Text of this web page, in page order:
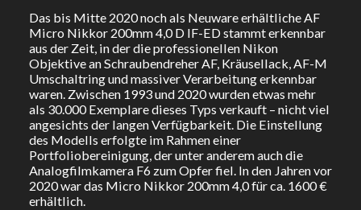
Das bis Mitte 2020 noch als Neuware erhältliche AF
Micro Nikkor 200mm 4,0 D IF-ED stammt erkennbar
aus der Zeit, in der die professionellen Nikon
Objektive an Schraubendreher AF, Kräusellack, AF-M
Umschaltring und massiver Verarbeitung erkennbar
waren. Zwischen 1993 und 2020 wurden etwas mehr
als 30.000 Exemplare dieses Typs verkauft – nicht viel
angesichts der langen Verfügbarkeit. Die Einstellung
des Modells erfolgte im Rahmen einer
Portfoliobereinigung, der unter anderem auch die
Analogfilmkamera F6 zum Opfer fiel. In den Jahren vor
2020 war das Micro Nikkor 200mm 4,0 für ca. 1600 €
erhältlich.